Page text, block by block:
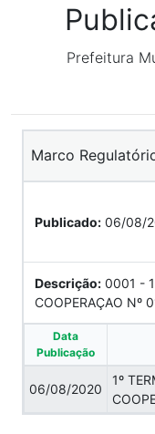
Prefeitura
Marco
Publicado: 06/08/
Descrição: 0001 -
COOPERAÇAO Nº
Data
Publicação
06/08/2020
1º